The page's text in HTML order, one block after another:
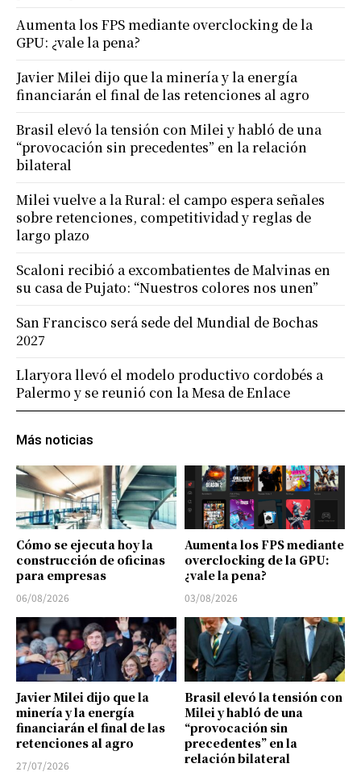
Más noticias
Cómo se ejecuta hoy la
construcción de oficinas
para empresas
06/08/2026
Aumenta los FPS mediante
overclocking de la GPU:
¿vale la pena?
03/08/2026
Javier Milei dijo que la
minería y la energía
financiarán el final de las
retenciones al agro
27/07/2026
Brasil elevó la tensión con
Milei y habló de una
“provocación sin
precedentes” en la
relación bilateral
Aumenta los FPS mediante overclocking de la
GPU: ¿vale la pena?
Javier Milei dijo que la minería y la energía
financiarán el final de las retenciones al agro
Brasil elevó la tensión con Milei y habló de una
“provocación sin precedentes” en la relación
bilateral
Milei vuelve a la Rural: el campo espera señales
sobre retenciones, competitividad y reglas de
largo plazo
Scaloni recibió a excombatientes de Malvinas en
su casa de Pujato: “Nuestros colores nos unen”
San Francisco será sede del Mundial de Bochas
2027
Llaryora llevó el modelo productivo cordobés a
Palermo y se reunió con la Mesa de Enlace